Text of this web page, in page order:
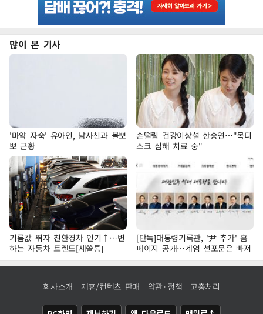
많이 본 기사
'마약 자숙' 유아인, 남사친과 볼뽀
뽀 근황
손떨림 건강이상설 한승연…"목디
스크 심해 치료 중"
기름값 뛰자 친환경차 인기↑…변
하는 자동차 트렌드[세쓸통]
[단독]대통령기록관, '尹 추가' 홈
페이지 공개…계엄 선포문은 빠져
회사소개 제휴/컨텐츠 판매 약관·정책 고충처리